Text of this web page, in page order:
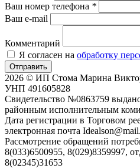
Ваш номер телефона *
Ваш e-mail
Комментарий
Я согласен на обработку
Отправить
2026 © ИП Стома Марина
УНП 491605828
Свидетельство №0863759
районным исполнительным
Дата регистрации в Торговом
электронная почта
Рассмотрение обращений
8(033)6500955, 8(029)8359997,
8(02345)31653